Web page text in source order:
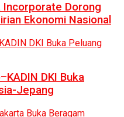
Incorporate Dorong
Ekonomi Nasional
DKI Buka
Jepang